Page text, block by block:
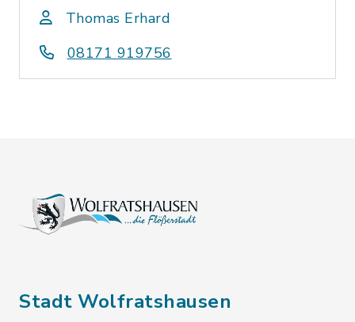
Thomas Erhard
08171 919756
Stadt Wolfratshausen